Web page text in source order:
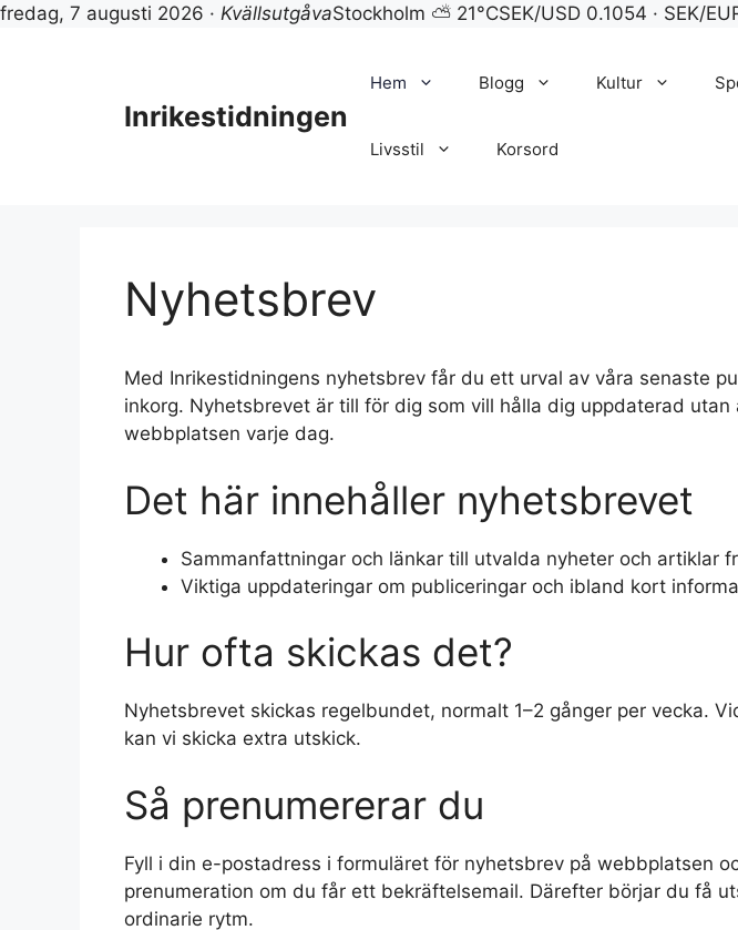
fredag, 7 augusti 2026 · KvällsutgåvaStockholm ⛅ 21°CSEK/USD 0.1054 · SEK/
Inrikestidningen
Hem Blogg Kultur
Livsstil Korsord
Nyhetsbrev
Med Inrikestidningens nyhetsbrev får du ett urval av våra senaste
inkorg. Nyhetsbrevet är till för dig som vill hålla dig uppdaterad utan
webbplatsen varje dag.
Det här innehåller nyhetsbrevet
Sammanfattningar och länkar till utvalda nyheter och artiklar
Viktiga uppdateringar om publiceringar och ibland kort
Hur ofta skickas det?
Nyhetsbrevet skickas regelbundet, normalt 1–2 gånger per vecka.
kan vi skicka extra utskick.
Så prenumererar du
Fyll i din e-postadress i formuläret för nyhetsbrev på webbplatsen
prenumeration om du får ett bekräftelsemail. Därefter börjar du få
ordinarie rytm.